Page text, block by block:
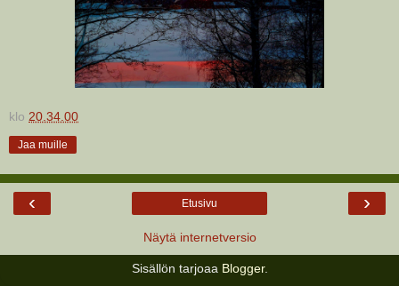
klo 20.34.00
Jaa muille
‹ ›
Etusivu
Näytä internetversio
Sisällön tarjoaa Blogger.